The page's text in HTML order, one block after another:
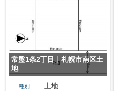
常盤1条2丁目｜札幌市南区土
地
種別 土地